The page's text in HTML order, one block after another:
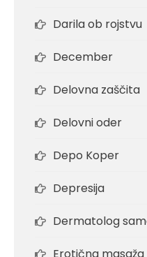
Darila ob rojstvu
December
Delovna zaščita
Delovni oder
Depo Koper
Depresija
Dermatolog